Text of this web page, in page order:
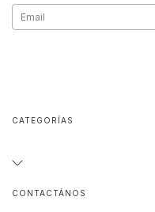
CATEGORÍAS
CONTACTÁNOS